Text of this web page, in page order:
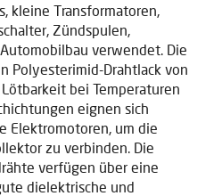
kleine Transformatoren,
Zündspulen,
verwendet. Die
Polyesterimid-Drahtlack von
bei Temperaturen
eignen sich
Elektromotoren, um die
zu verbinden. Die
verfügen über eine
dielektrische und